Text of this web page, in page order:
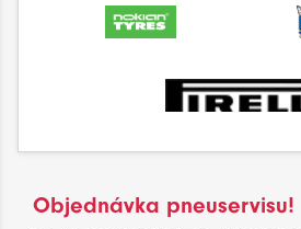
Objednávka pneuservisu!